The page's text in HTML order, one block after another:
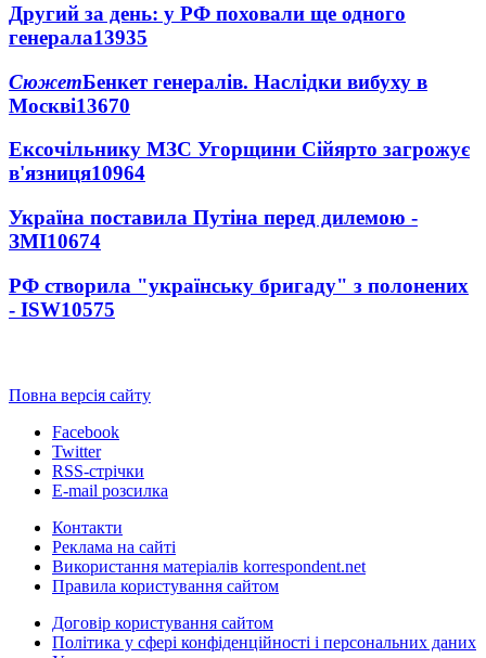
Другий за день: у РФ поховали ще одного
генерала13935
СюжетБенкет генералів. Наслідки вибуху в
Москві13670
Ексочільнику МЗС Угорщини Сійярто загрожує
в'язниця10964
Україна поставила Путіна перед дилемою -
ЗМІ10674
РФ створила "українську бригаду" з полонених
- ISW10575
Повна версія сайту
Facebook
Twitter
RSS-стрічки
E-mail розсилка
Контакти
Реклама на сайті
Використання матеріалів korrespondent.net
Правила користування сайтом
Договір користування сайтом
Політика у сфері конфіденційності і персональних даних